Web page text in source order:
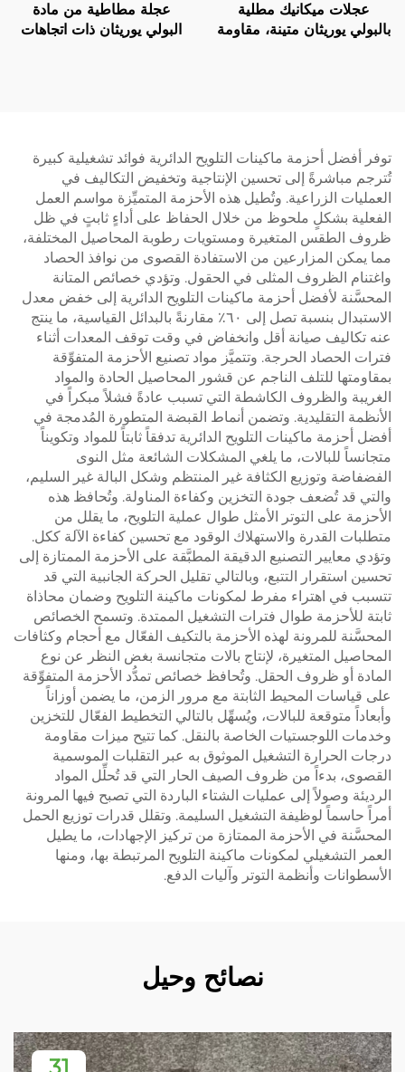
عجلات ميكانيك مطلية
بالبولي يوريثان متينة، مقاومة
عجلة مطاطية من مادة
البولي يوريثان ذات اتجاهات
توفر أفضل أحزمة ماكينات التلويح الدائرية فوائد تشغيلية كبيرة
تُترجم مباشرةً إلى تحسين الإنتاجية وتخفيض التكاليف في
العمليات الزراعية. وتُطيل هذه الأحزمة المتميِّزة مواسم العمل
الفعلية بشكلٍ ملحوظ من خلال الحفاظ على أداءٍ ثابتٍ في ظل
ظروف الطقس المتغيرة ومستويات رطوبة المحاصيل المختلفة،
مما يمكن المزارعين من الاستفادة القصوى من نوافذ الحصاد
واغتنام الظروف المثلى في الحقول. وتؤدي خصائص المتانة
المحسَّنة لأفضل أحزمة ماكينات التلويح الدائرية إلى خفض معدل
الاستبدال بنسبة تصل إلى ٦٠٪ مقارنةً بالبدائل القياسية، ما ينتج
عنه تكاليف صيانة أقل وانخفاض في وقت توقف المعدات أثناء
فترات الحصاد الحرجة. وتتميَّز مواد تصنيع الأحزمة المتفوِّقة
بمقاومتها للتلف الناجم عن قشور المحاصيل الحادة والمواد
الغريبة والظروف الكاشطة التي تسبب عادةً فشلاً مبكراً في
الأنظمة التقليدية. وتضمن أنماط القبضة المتطورة المُدمجة في
أفضل أحزمة ماكينات التلويح الدائرية تدفقاً ثابتاً للمواد وتكويناً
متجانساً للبالات، ما يلغي المشكلات الشائعة مثل النوى
الفضفاضة وتوزيع الكثافة غير المنتظم وشكل البالة غير السليم،
والتي قد تُضعف جودة التخزين وكفاءة المناولة. وتُحافظ هذه
الأحزمة على التوتر الأمثل طوال عملية التلويح، ما يقلل من
متطلبات القدرة والاستهلاك الوقود مع تحسين كفاءة الآلة ككل.
وتؤدي معايير التصنيع الدقيقة المطبَّقة على الأحزمة الممتازة إلى
تحسين استقرار التتبع، وبالتالي تقليل الحركة الجانبية التي قد
تتسبب في اهتراء مفرط لمكونات ماكينة التلويح وضمان محاذاة
ثابتة للأحزمة طوال فترات التشغيل الممتدة. وتسمح الخصائص
المحسَّنة للمرونة لهذه الأحزمة بالتكيف الفعّال مع أحجام وكثافات
المحاصيل المتغيرة، لإنتاج بالات متجانسة بغض النظر عن نوع
المادة أو ظروف الحقل. وتُحافظ خصائص تمدُّد الأحزمة المتفوِّقة
على قياسات المحيط الثابتة مع مرور الزمن، ما يضمن أوزاناً
وأبعاداً متوقعة للبالات، ويُسهِّل بالتالي التخطيط الفعّال للتخزين
وخدمات اللوجستيات الخاصة بالنقل. كما تتيح ميزات مقاومة
درجات الحرارة التشغيل الموثوق به عبر التقلبات الموسمية
القصوى، بدءاً من ظروف الصيف الحار التي قد تُحلِّل المواد
الرديئة وصولاً إلى عمليات الشتاء الباردة التي تصبح فيها المرونة
أمراً حاسماً لوظيفة التشغيل السليمة. وتقلل قدرات توزيع الحمل
المحسَّنة في الأحزمة الممتازة من تركيز الإجهادات، ما يطيل
العمر التشغيلي لمكونات ماكينة التلويح المرتبطة بها، ومنها
الأسطوانات وأنظمة التوتر وآليات الدفع.
نصائح وحيل